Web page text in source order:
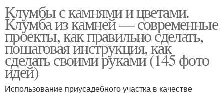
Клумбы с камнями и цветами.
Клумба из камней — современные
проекты, как правильно сделать,
пошаговая инструкция, как
сделать своими руками (145 фото
идей)
Использование приусадебного участка в качестве